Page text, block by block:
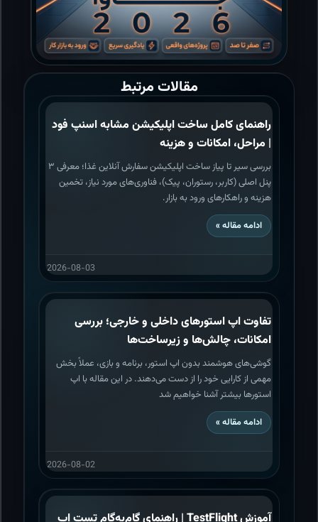
مقالات مرتبط
راهنمای کامل ساخت اپلیکیشن مشابه اسنپ فود
| مراحل، امکانات و هزینه
بررسی سیر تا پیاز ساخت اپلیکیشن سفارش آنلاین غذا؛ معرفی ۳
پنل اصلی (کاربر، رستوران، پیک)، فناوری‌های مورد نیاز، تخمین
هزینه و راهکارهای ورود به بازار.
ادامه مقاله »
2026-08-03
تفاوت اپ استورهای داخلی و خارجی؛ بررسی
امکانات، چالش‌ها و زیرساخت‌ها
گوشی‌های هوشمند بدون اپ استور، برنامه و بازی، عملاً بخش
مهمی از کارایی خود را از دست می‌دهند. در این مقاله با اپ
استورها بیشتر آشنا خواهیم شد
ادامه مقاله »
2026-08-02